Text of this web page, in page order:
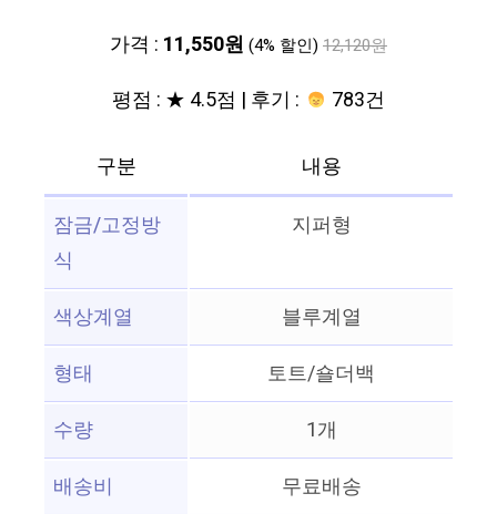
가격 : 11,550원 (4% 할인) 12,120원
평점 : ★ 4.5점 | 후기 : 783건
구분
내용
잠금/고정방
식
지퍼형
색상계열
블루계열
형태
토트/숄더백
수량
1개
배송비
무료배송